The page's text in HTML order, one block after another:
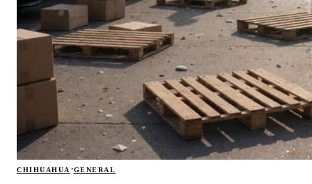
CHIHUAHUA ·GENERAL